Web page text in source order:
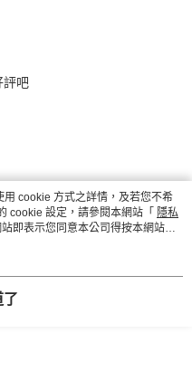
評吧
cookie 方式之詳情，及若您不希
cookie 設定，請參閱本網站「 隱私
即表示您同意本公司得按本網站使
了